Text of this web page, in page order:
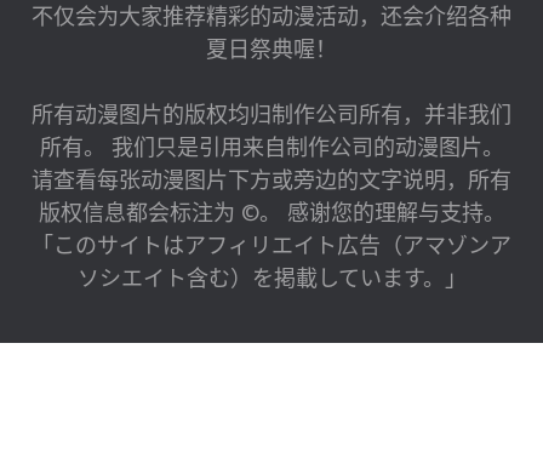
不仅会为大家推荐精彩的动漫活动，还会介绍各种
夏日祭典喔！
所有动漫图片的版权均归制作公司所有，并非我们
所有。 我们只是引用来自制作公司的动漫图片。
请查看每张动漫图片下方或旁边的文字说明，所有
版权信息都会标注为 ©。 感谢您的理解与支持。
「このサイトはアフィリエイト広告（アマゾンア
ソシエイト含む）を掲載しています。」